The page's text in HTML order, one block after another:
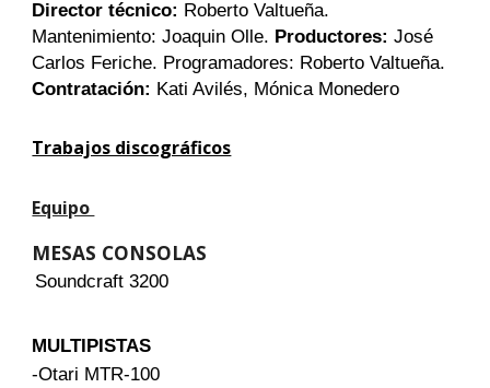
Director técnico: Roberto Valtueña.
Mantenimiento: Joaquin Olle. Productores: José
Carlos Feriche. Programadores: Roberto Valtueña.
Contratación: Kati Avilés, Mónica Monedero
Trabajos discográficos
Equipo
MESAS CONSOLAS
Soundcraft 3200
MULTIPISTAS
-Otari MTR-100